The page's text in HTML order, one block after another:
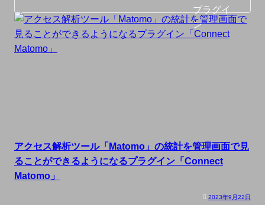
アクセス解析ツール「Matomo」の統計を管理画面で見
ることができるようになるプラグイン「Connect
Matomo」
2023年9月22日